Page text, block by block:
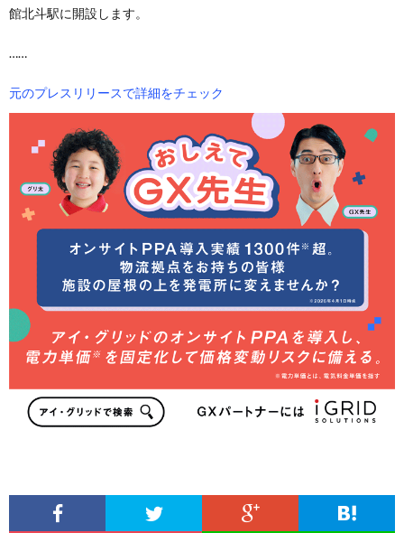
館北斗駅に開設します。
……
元のプレスリリースで詳細をチェック